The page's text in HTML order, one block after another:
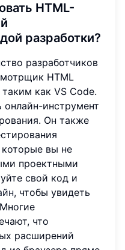
HTML-
разработки?
разработчиков
HTML
как VS Code.
инструмент
Он также
вы не
проектными
свой код и
, чтобы увидеть
что
расширений